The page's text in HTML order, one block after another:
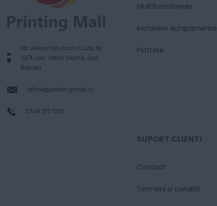
str. Alexandru Ioan Cuza, Nr.
237f, Loc. Letea Veche, Jud.
Bacau
office@printingmall.ro
0746.217.503
Multifunctionale
Inchiriere echipamente
Plottere
SUPORT CLIENTI
Contact
Termeni si conditii